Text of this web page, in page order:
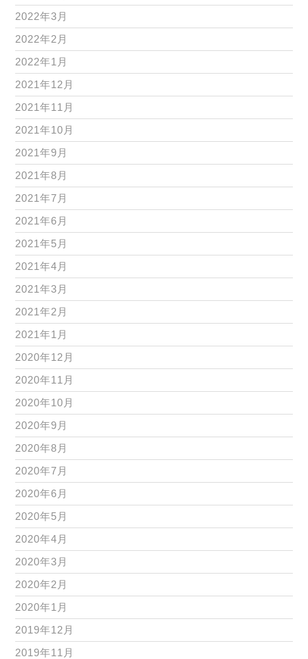
2022年3月
2022年2月
2022年1月
2021年12月
2021年11月
2021年10月
2021年9月
2021年8月
2021年7月
2021年6月
2021年5月
2021年4月
2021年3月
2021年2月
2021年1月
2020年12月
2020年11月
2020年10月
2020年9月
2020年8月
2020年7月
2020年6月
2020年5月
2020年4月
2020年3月
2020年2月
2020年1月
2019年12月
2019年11月